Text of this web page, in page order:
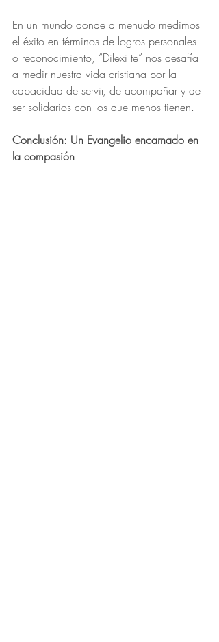
En un mundo donde a menudo medimos
el éxito en términos de logros personales
o reconocimiento, “Dilexi te” nos desafía
a medir nuestra vida cristiana por la
capacidad de servir, de acompañar y de
ser solidarios con los que menos tienen.
Conclusión: Un Evangelio encarnado en
la compasión